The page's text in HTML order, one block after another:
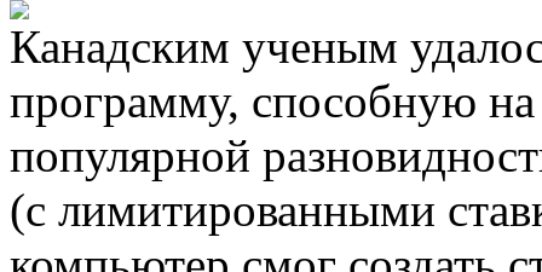
Канадским ученым
программу, способную
популярной
(с лимитированными